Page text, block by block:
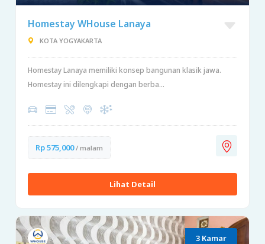
Homestay WHouse Lanaya
KOTA YOGYAKARTA
Homestay Lanaya memiliki konsep bangunan klasik jawa.
Homestay ini dilengkapi dengan berba...
Rp 575,000/ malam
Lihat Detail
3 Kamar